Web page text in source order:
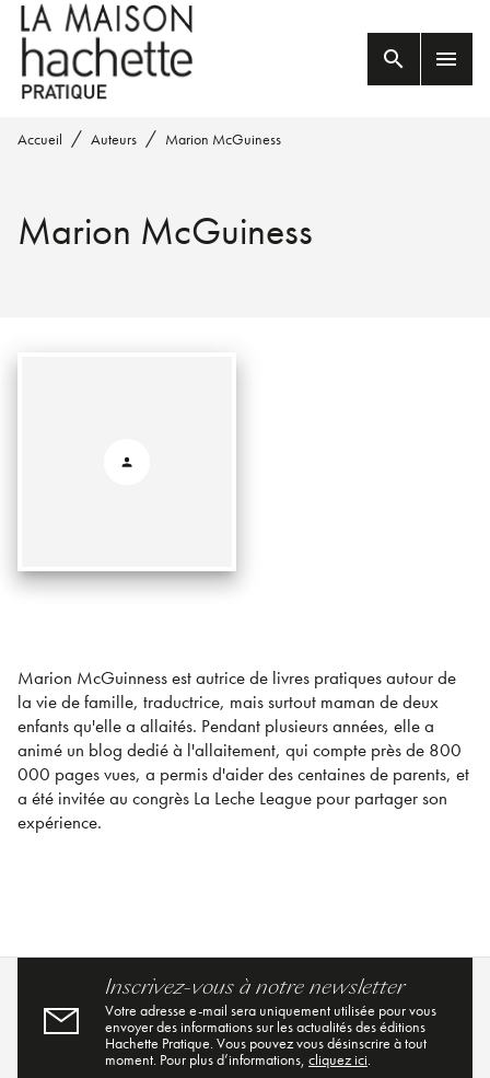
MENU RECHERCHE
PIED DE PAGE
search menu
Accueil / Auteurs / Marion McGuiness
Marion McGuiness
Marion McGuinness est autrice de livres pratiques autour de
la vie de famille, traductrice, mais surtout maman de deux
enfants qu'elle a allaités. Pendant plusieurs années, elle a
animé un blog dedié à l'allaitement, qui compte près de 800
000 pages vues, a permis d'aider des centaines de parents, et
a été invitée au congrès La Leche League pour partager son
expérience.
Inscrivez-vous à notre newsletter
Votre adresse e-mail sera uniquement utilisée pour vous
envoyer des informations sur les actualités des éditions
Hachette Pratique. Vous pouvez vous désinscrire à tout
moment. Pour plus d’informations, cliquez ici.